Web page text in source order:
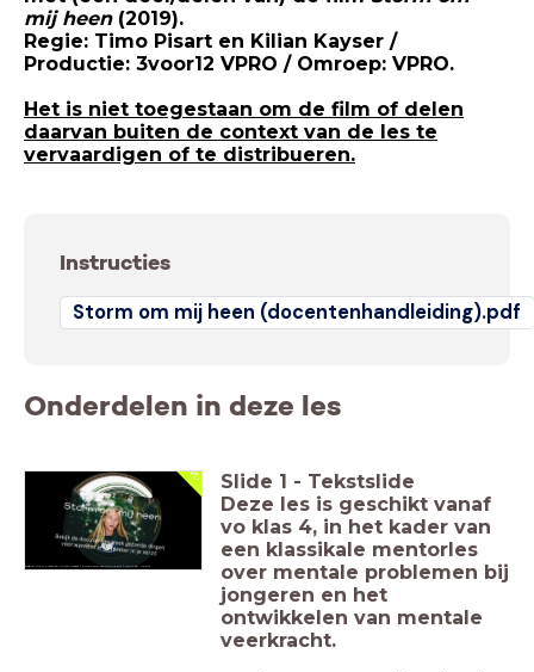
mij heen
Regie: Timo Pisart en Kilian Kayser /
Het is niet toegestaan om de film of delen
daarvan buiten de context van de les te
vervaardigen of te distribueren.
Instructies
Storm om mij heen (docentenhandleiding).pdf
Onderdelen in deze les
Klas
4 +
Regie: Timo Pisart en Kilian Kayser / Productie: 3voor12 VPRO / Omroep: VPRO.
Slide 1 - Tekstslide
Deze les is geschikt vanaf
vo klas 4, in het kader van
een klassikale mentorles
over mentale problemen bij
jongeren en het
ontwikkelen van mentale
veerkracht.